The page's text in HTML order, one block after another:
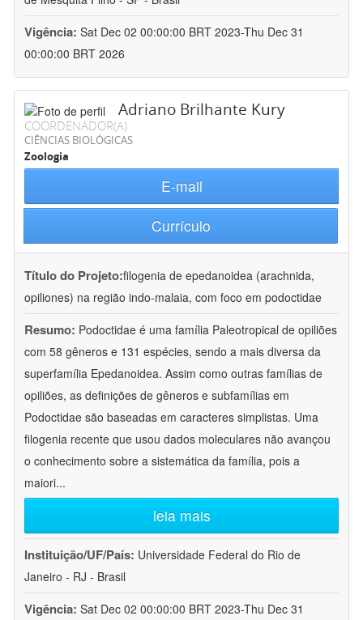
Vigência: Sat Dec 02 00:00:00 BRT 2023-Thu Dec 31
00:00:00 BRT 2026
Adriano Brilhante Kury
COORDENADOR(A)
CIÊNCIAS BIOLÓGICAS
Zoologia
E-mail
Currículo
Título do Projeto:filogenia de epedanoidea (arachnida,
opiliones) na região indo-malaia, com foco em podoctidae
Resumo: Podoctidae é uma família Paleotropical de opiliões
com 58 gêneros e 131 espécies, sendo a mais diversa da
superfamília Epedanoidea. Assim como outras famílias de
opiliões, as definições de gêneros e subfamílias em
Podoctidae são baseadas em caracteres simplistas. Uma
filogenia recente que usou dados moleculares não avançou
o conhecimento sobre a sistemática da família, pois a
maiori...
leia mais
Instituição/UF/País: Universidade Federal do Rio de
Janeiro - RJ - Brasil
Vigência: Sat Dec 02 00:00:00 BRT 2023-Thu Dec 31